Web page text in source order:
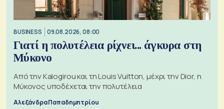
BUSINESS 09.08.2026, 08:00
Γιατί η πολυτέλεια ρίχνει... άγκυρα στη
Μύκονο
Από την Kalogirou και τη Louis Vuitton, μέχρι την Dior, η
Μύκονος υποδέχεται την πολυτέλεια
Αλεξάνδρα Παπαδημητρίου